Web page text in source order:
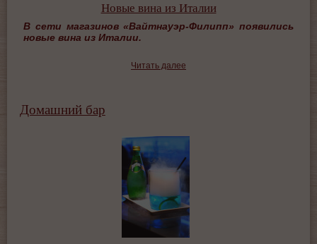
Новые вина из Италии
В сети магазинов «Вайтнауэр-Филипп» появились
новые вина из Италии.
Читать далее
Домашний бар